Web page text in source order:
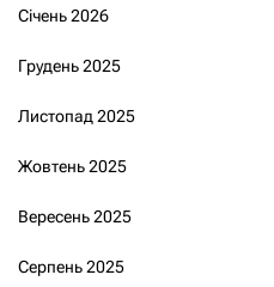
Січень 2026
Грудень 2025
Листопад 2025
Жовтень 2025
Вересень 2025
Серпень 2025